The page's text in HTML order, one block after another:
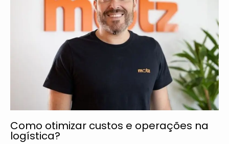
Como otimizar custos e operações na
logística?